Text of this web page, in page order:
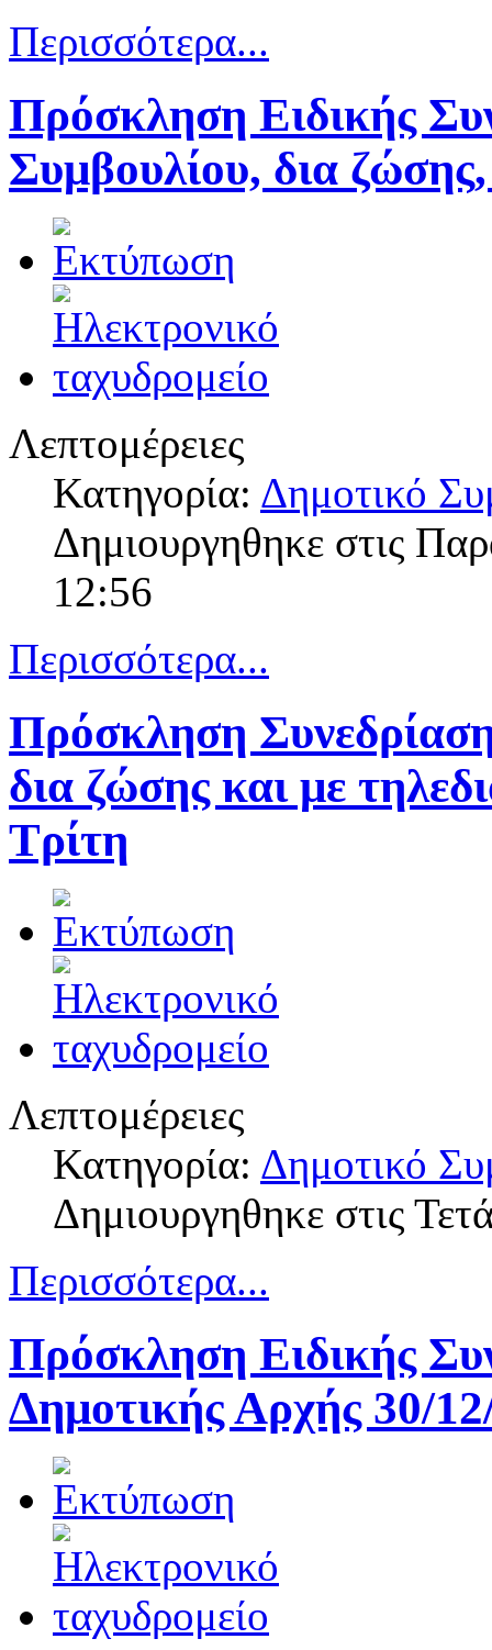
Περισσότερα...
Πρόσκληση Ειδικής
Συμβουλίου, δια
Λεπτομέρειες
Κατηγορία: Δημοτικό
Δημιουργηθηκε στις
12:56
Περισσότερα...
Πρόσκληση
δια ζώσης και με
Τρίτη
Λεπτομέρειες
Κατηγορία: Δημοτικό
Δημιουργηθηκε στις
Περισσότερα...
Πρόσκληση Ειδικής
Δημοτικής Αρχής 30/